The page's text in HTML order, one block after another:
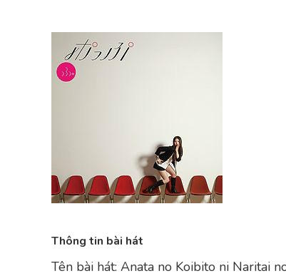
Thông tin bài hát
Tên bài hát: Anata no Koibito ni Naritai